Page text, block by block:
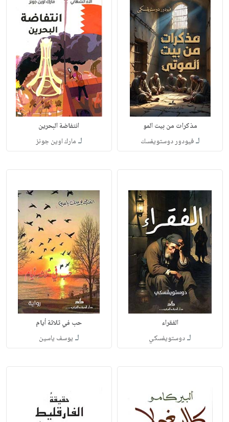
مذكرات من بيت المو
لـفيودور دوستويفسك
انتفاضة البحرين
لـ مارك اوين جونز
الفقراء
لـدوستويفسكي
حب في ثلاثة أيام
لـ يوسف ياسين